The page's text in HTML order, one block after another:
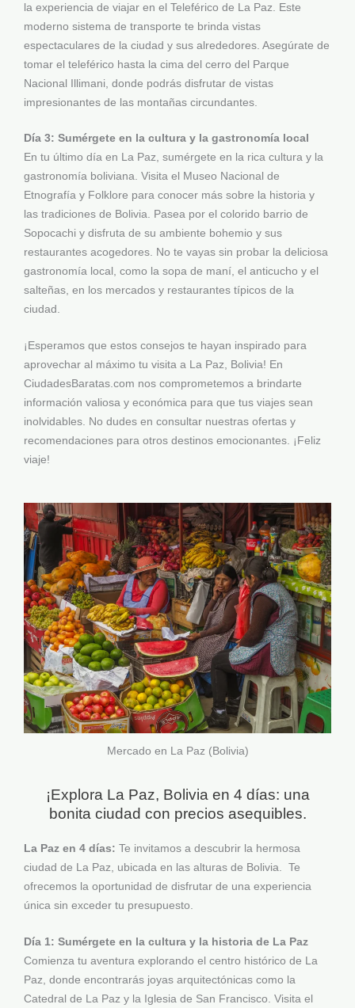
la experiencia de viajar en el Teleférico de La Paz. Este
moderno sistema de transporte te brinda vistas
espectaculares de la ciudad y sus alrededores. Asegúrate de
tomar el teleférico hasta la cima del cerro del Parque
Nacional Illimani, donde podrás disfrutar de vistas
impresionantes de las montañas circundantes.
Día 3: Sumérgete en la cultura y la gastronomía local
En tu último día en La Paz, sumérgete en la rica cultura y la
gastronomía boliviana. Visita el Museo Nacional de
Etnografía y Folklore para conocer más sobre la historia y
las tradiciones de Bolivia. Pasea por el colorido barrio de
Sopocachi y disfruta de su ambiente bohemio y sus
restaurantes acogedores. No te vayas sin probar la deliciosa
gastronomía local, como la sopa de maní, el anticucho y el
salteñas, en los mercados y restaurantes típicos de la
ciudad.
¡Esperamos que estos consejos te hayan inspirado para
aprovechar al máximo tu visita a La Paz, Bolivia! En
CiudadesBaratas.com nos comprometemos a brindarte
información valiosa y económica para que tus viajes sean
inolvidables. No dudes en consultar nuestras ofertas y
recomendaciones para otros destinos emocionantes. ¡Feliz
viaje!
Mercado en La Paz (Bolivia)
¡Explora La Paz, Bolivia en 4 días: una
bonita ciudad con precios asequibles.
La Paz en 4 días: Te invitamos a descubrir la hermosa
ciudad de La Paz, ubicada en las alturas de Bolivia. Te
ofrecemos la oportunidad de disfrutar de una experiencia
única sin exceder tu presupuesto.
Día 1: Sumérgete en la cultura y la historia de La Paz
Comienza tu aventura explorando el centro histórico de La
Paz, donde encontrarás joyas arquitectónicas como la
Catedral de La Paz y la Iglesia de San Francisco. Visita el